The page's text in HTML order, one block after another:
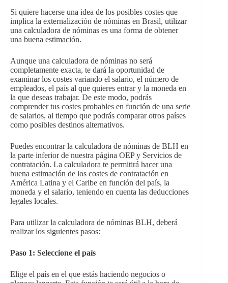
Si quiere hacerse una idea de los posibles costes que
implica la externalización de nóminas en Brasil, utilizar
una calculadora de nóminas es una forma de obtener
una buena estimación.
Aunque una calculadora de nóminas no será
completamente exacta, te dará la oportunidad de
examinar los costes variando el salario, el número de
empleados, el país al que quieres entrar y la moneda en
la que deseas trabajar. De este modo, podrás
comprender tus costes probables en función de una serie
de salarios, al tiempo que podrás comparar otros países
como posibles destinos alternativos.
Puedes encontrar la calculadora de nóminas de BLH en
la parte inferior de nuestra página OEP y Servicios de
contratación. La calculadora te permitirá hacer una
buena estimación de los costes de contratación en
América Latina y el Caribe en función del país, la
moneda y el salario, teniendo en cuenta las deducciones
legales locales.
Para utilizar la calculadora de nóminas BLH, deberá
realizar los siguientes pasos:
Paso 1: Seleccione el país
Elige el país en el que estás haciendo negocios o